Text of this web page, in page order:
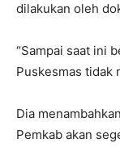
dilakukan oleh
“Sampai saat ini
Puskesmas tidak
Dia
Pemkab akan